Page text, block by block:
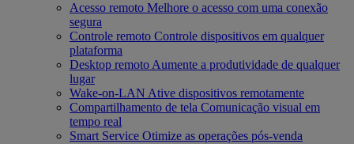
Acesso remoto Melhore o acesso com uma conexão
segura
Controle remoto Controle dispositivos em qualquer
plataforma
Desktop remoto Aumente a produtividade de qualquer
lugar
Wake-on-LAN Ative dispositivos remotamente
Compartilhamento de tela Comunicação visual em
tempo real
Smart Service Otimize as operações pós-venda